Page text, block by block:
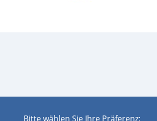
Bitte wählen Sie Ihre Präferenz: